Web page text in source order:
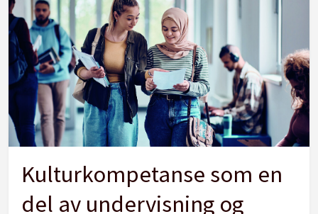
Kulturkompetanse som en
del av undervisning og